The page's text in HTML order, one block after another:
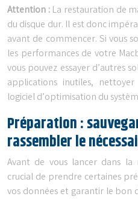
Attention : La restauration de
du disque dur. Il est donc
avant de commencer. Si vous
les performances de votre
vous pouvez essayer d’autres
applications inutiles,
logiciel d’optimisation du
Préparation :
rassembler le
Avant de vous lancer dans
crucial de prendre certaines
vos données et garantir le bon